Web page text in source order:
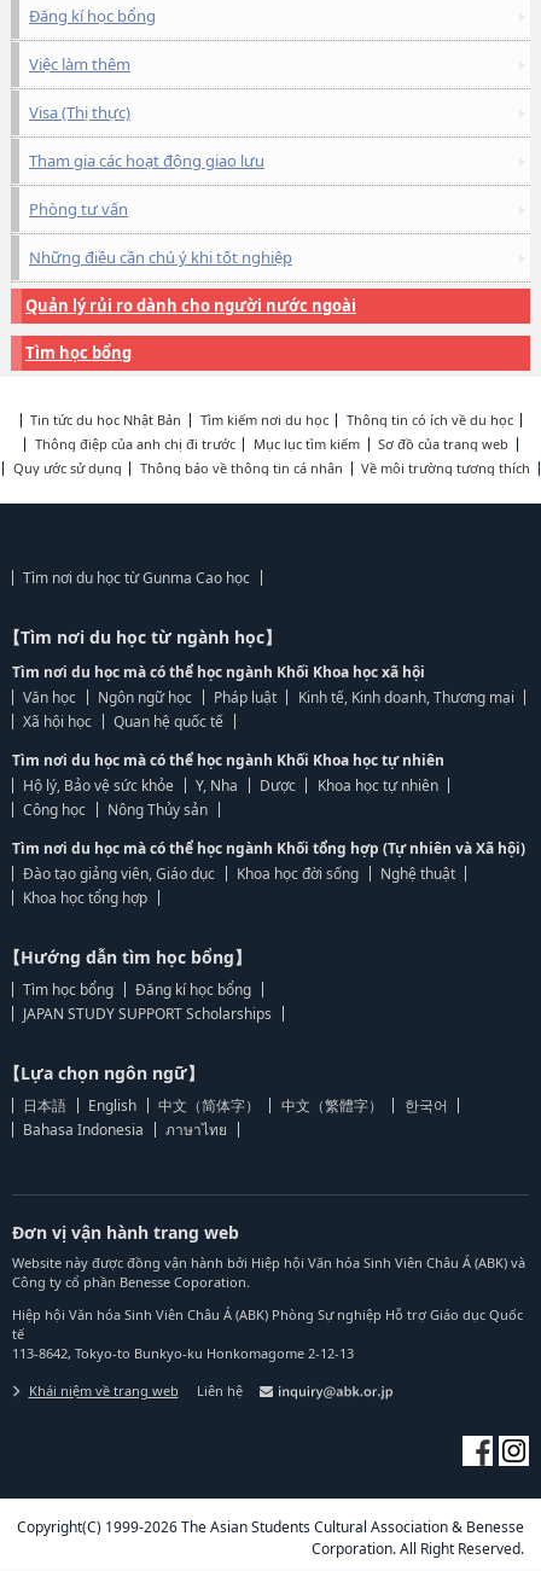
Đăng kí học bổng
Việc làm thêm
Visa (Thị thực)
Tham gia các hoạt động giao lưu
Phòng tư vấn
Những điều cần chú ý khi tốt nghiệp
Quản lý rủi ro dành cho người nước ngoài
Tìm học bổng
Tin tức du học Nhật Bản Tìm kiếm nơi du học
Thông tin có ích về du học
Thông điệp của anh chị đi trước
Mục lục tìm kiếm
Sơ đồ của trang web
Quy ước sử dụng
Thông báo về thông tin cá nhân Về môi trường tương thích
Tìm nơi du học từ Gunma Cao học
【Tìm nơi du học từ ngành học】
Tìm nơi du học mà có thể học ngành Khối Khoa học xã hội
Văn học
Ngôn ngữ học Pháp luật
Kinh tế, Kinh doanh, Thương mại
Xã hội học
Quan hệ quốc tế
Tìm nơi du học mà có thể học ngành Khối Khoa học tự nhiên
Hộ lý, Bảo vệ sức khỏe
Y, Nha Dược
Khoa học tự nhiên
Công học
Nông Thủy sản
Tìm nơi du học mà có thể học ngành Khối tổng hợp (Tự nhiên và Xã hội)
Đào tạo giảng viên, Giáo dục
Khoa học đời sống
Nghệ thuật
Khoa học tổng hợp
【Hướng dẫn tìm học bổng】
Tìm học bổng
Đăng kí học bổng
JAPAN STUDY SUPPORT Scholarships
【Lựa chọn ngôn ngữ】
日本語 English 中文（简体字） 中文（繁體字）
한국어
Bahasa Indonesia
ภาษาไทย
Đơn vị vận hành trang web
Website này được đồng vận hành bởi Hiệp hội Văn hóa Sinh Viên Châu Á (ABK) và
Công ty cổ phần Benesse Coporation.
Hiệp hội Văn hóa Sinh Viên Châu Á (ABK) Phòng Sự nghiệp Hỗ trợ Giáo dục Quốc
tế
113-8642, Tokyo-to Bunkyo-ku Honkomagome 2-12-13
Khái niệm về trang web Liên hệ
Copyright(C) 1999-2026 The Asian Students Cultural Association & Benesse
Corporation. All Right Reserved.